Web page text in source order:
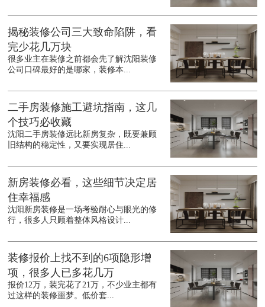
揭秘装修公司三大致命陷阱，看
完少花几万块
很多业主在装修之前都会先了解沈阳装修
公司口碑最好的是哪家，装修本...
二手房装修施工避坑指南，这几
个技巧必收藏
沈阳二手房装修远比新房复杂，既要兼顾
旧结构的稳定性，又要实现居住...
新房装修必看，这些细节决定居
住幸福感
沈阳新房装修是一场考验耐心与眼光的修
行，很多人只顾着整体风格设计...
装修报价上找不到的6项隐形增
项，很多人已多花几万
报价12万，装完花了21万，不少业主都有
过这样的装修噩梦。低价套...